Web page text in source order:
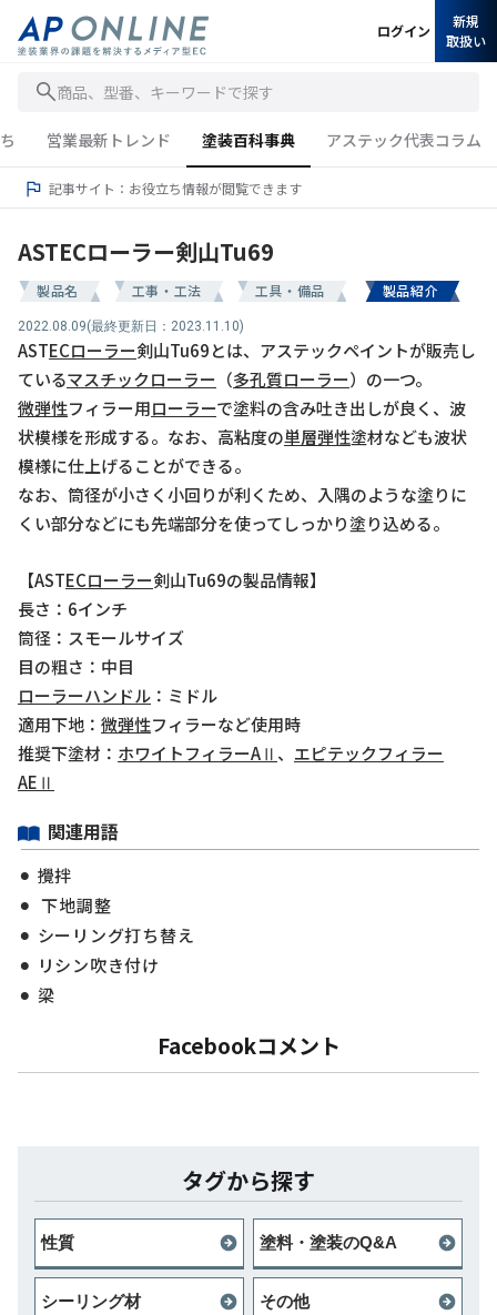
商品、型番、キーワードで探す
ログイン
新規
取扱い
営業最新トレンド 塗装百科事典 アステック代表コラム
記事サイト：お役立ち情報が閲覧できます
ASTECローラー剣山Tu69
製品名 工事・工法 工具・備品 製品紹介
2022.08.09(最終更新日：2023.11.10)
ASTECローラー剣山Tu69とは、アステックペイントが販売し
ているマスチックローラー （多孔質ローラー）の一つ。
微弾性フィラー用ローラーで塗料の含み吐き出しが良く、波
状模様を形成する。なお、高粘度の単層弾性塗材なども波状
模様に仕上げることができる。
なお、筒径が小さく小回りが利くため、入隅のような塗りに
くい部分などにも先端部分を使ってしっかり塗り込める。
【ASTECローラー剣山Tu69の製品情報】
長さ：6インチ
筒径：スモールサイズ
目の粗さ：中目
ローラーハンドル ：ミドル
適用下地： 微弾性フィラーなど使用時
推奨下塗材： ホワイトフィラーAⅡ 、 エピテックフィラー
AEⅡ
関連用語
攪拌
下地調整
シーリング打ち替え
リシン吹き付け
梁
Facebookコメント
タグから探す
性質 塗料・塗装のQ&A
シーリング材 その他